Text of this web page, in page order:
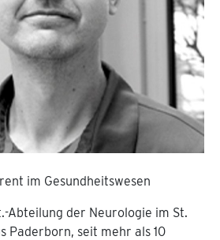
im Gesundheitswesen
Abteilung der Neurologie im St.
Paderborn, seit mehr als 10